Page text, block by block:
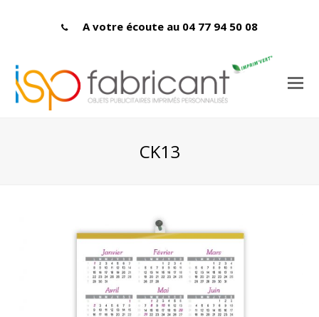
A votre écoute au 04 77 94 50 08
CK13